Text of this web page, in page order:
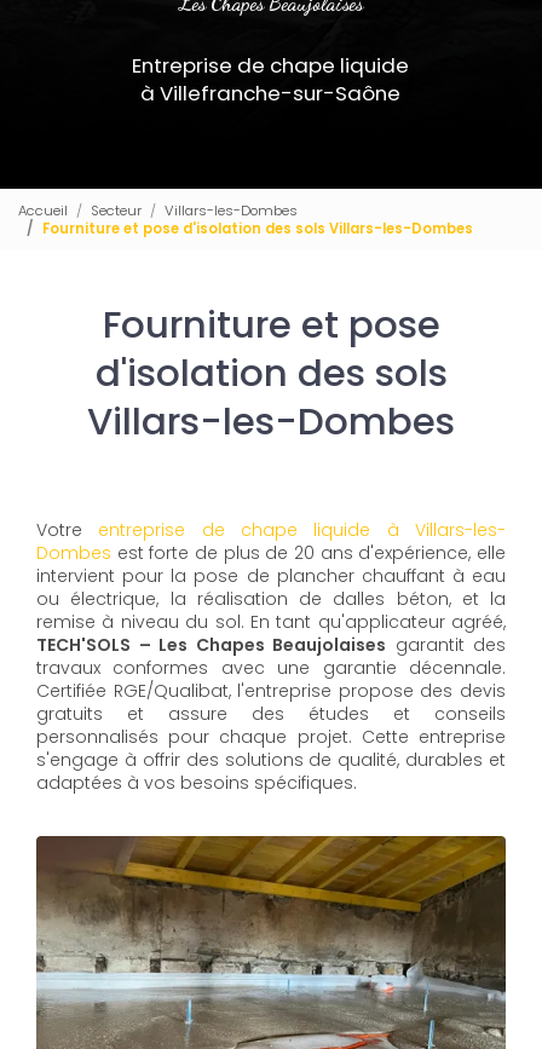
Entreprise de chape liquide
à Villefranche-sur-Saône
Accueil Secteur
Villars-les-Dombes
Fourniture et pose d'isolation des sols Villars-les-Dombes
Fourniture et pose
d'isolation des sols
Villars-les-Dombes
Votre entreprise de chape liquide à Villars-les-
Dombes est forte de plus de 20 ans d'expérience, elle
intervient pour la pose de plancher chauffant à eau
ou électrique, la réalisation de dalles béton, et la
remise à niveau du sol. En tant qu'applicateur agréé,
TECH'SOLS – Les Chapes Beaujolaises garantit des
travaux conformes avec une garantie décennale.
Certifiée RGE/Qualibat, l'entreprise propose des devis
gratuits et assure des études et conseils
personnalisés pour chaque projet. Cette entreprise
s'engage à offrir des solutions de qualité, durables et
adaptées à vos besoins spécifiques.